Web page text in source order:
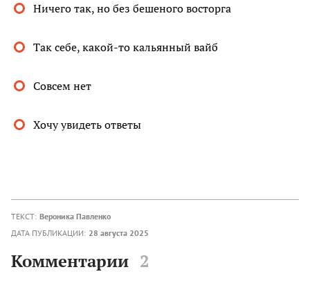
Ничего так, но без бешеного восторга
Так себе, какой-то кальянный вайб
Совсем нет
Хочу увидеть ответы
ТЕКСТ: Вероника Павленко
ДАТА ПУБЛИКАЦИИ: 28 августа 2025
Комментарии 2